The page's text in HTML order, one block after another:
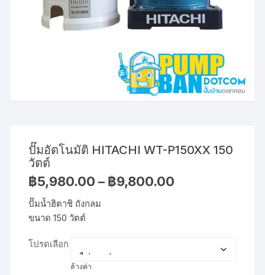
ปั๊มอัตโนมัติ HITACHI WT-P150XX 150
วัตต์
฿5,980.00 – ฿9,800.00
ปั๊มน้ำฮิตาชิ ถังกลม
ขนาด 150 วัตต์
โปรดเลือก
ล้างค่า